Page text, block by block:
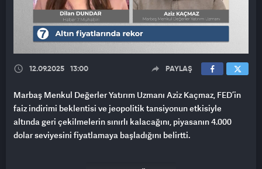
12.09.2025 13:00 PAYLAŞ
Marbaş Menkul Değerler Yatırım Uzmanı Aziz Kaçmaz, FED’in
faiz indirimi beklentisi ve jeopolitik tansiyonun etkisiyle
altında geri çekilmelerin sınırlı kalacağını, piyasanın 4.000
dolar seviyesini fiyatlamaya başladığını belirtti.